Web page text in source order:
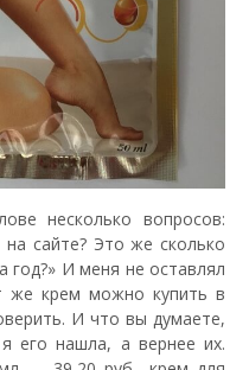
несколько вопросов:
сайте? Это же сколько
год?» И меня не оставлял
же крем можно купить в
И что вы думаете,
его нашла, а вернее их.